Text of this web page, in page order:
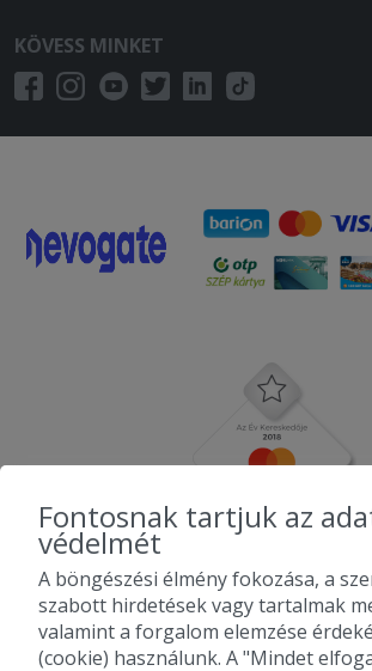
KÖVESS MINKET
Fontosnak tartjuk az
védelmét
A böngészési élmény fokozása, a
szabott hirdetések vagy tartalmak
valamint a forgalom elemzése
(cookie) használunk. A "Mindet